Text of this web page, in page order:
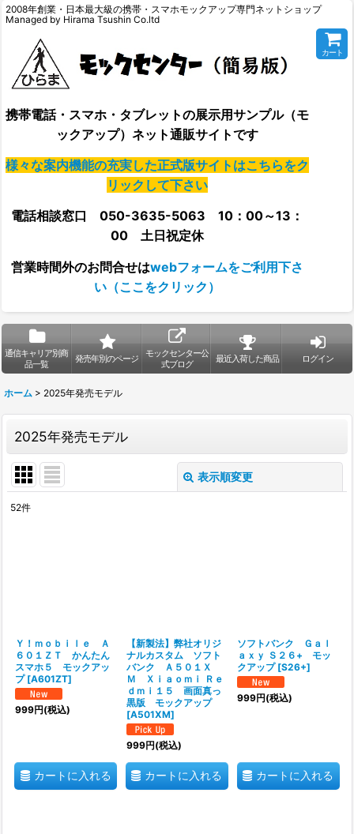
2008年創業・日本最大級の携帯・スマホモックアップ専門ネットショップ
Managed by Hirama Tsushin Co.ltd
携帯電話・スマホ・タブレットの展示用サンプル（モ
ックアップ）ネット通販サイトです
様々な案内機能の充実した正式版サイトはこちらをク
リックして下さい
電話相談窓口 050-3635-5063 10：00～13：
00 土日祝定休
営業時間外のお問合せはwebフォームをご利用下さ
い（ここをクリック）
カート
通信キャリア別商
品一覧
発売年別のページ
モックセンター公
式ブログ
最近入荷した商品 ログイン
ホーム > 2025年発売モデル
2025年発売モデル
表示順変更
52件
Ｙ！ｍｏｂｉｌｅ Ａ
６０１ＺＴ かんたん
スマホ５ モックアッ
プ [A601ZT]
999円(税込)
カートに入れる
【新製法】弊社オリジ
ナルカスタム ソフト
バンク Ａ５０１Ｘ
Ｍ Ｘｉａｏｍｉ Ｒｅ
ｄｍｉ１５ 画面真っ
黒版 モックアップ
[A501XM]
999円(税込)
カートに入れる
ソフトバンク Ｇａｌ
ａｘｙ Ｓ２６+ モッ
クアップ [S26+]
999円(税込)
カートに入れる